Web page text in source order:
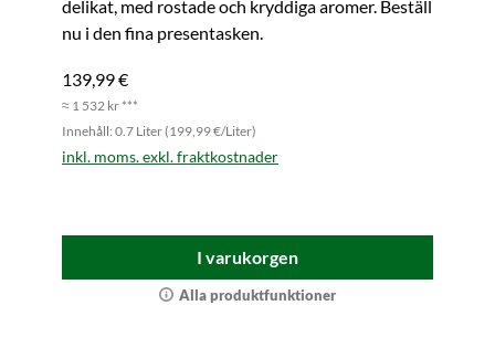
delikat, med rostade och kryddiga aromer. Beställ
nu i den fina presentasken.
139,99 €
≈ 1 532 kr ***
Innehåll: 0.7 Liter (199,99 €/Liter)
inkl. moms. exkl. fraktkostnader
I varukorgen
Alla produktfunktioner